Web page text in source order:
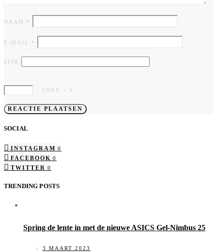
NAAM *
E-MAIL *
SITE
− TWEE = 5
SOCIAL
INSTAGRAM 0
FACEBOOK 0
TWITTER 0
TRENDING POSTS
Spring de lente in met de nieuwe ASICS Gel-Nimbus 25
3 MAART 2023